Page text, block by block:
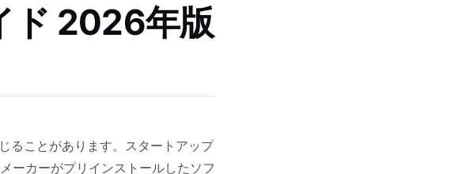
ド 2026年版
ることがあります。スタートアップ
ーカーがプリインストールしたソフ